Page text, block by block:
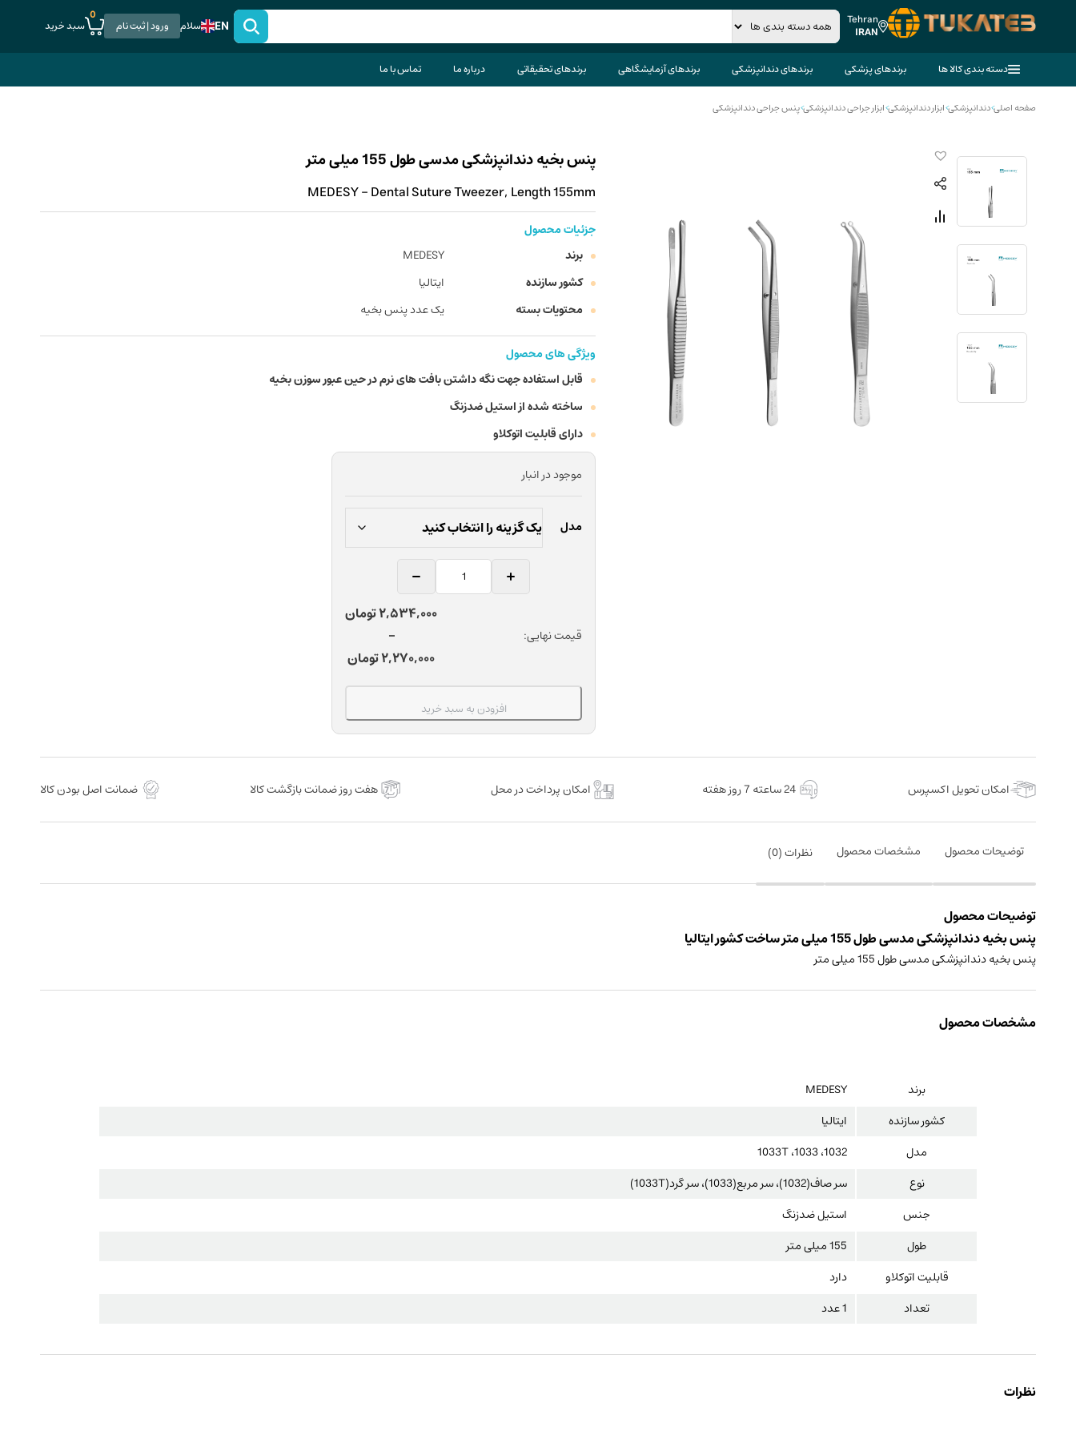
Tehran
IRAN
EN سلام ورود | ثبت نام
0
سبد خرید
دسته بندی کالا ها برندهای پزشکی برندهای دندانپزشکی برندهای آزمایشگاهی برندهای تحقیقاتی درباره ما تماس با ما
صفحه اصلی>دندانپزشکی>ابزار دندانپزشکی>ابزار جراحی دندانپزشکی>پنس جراحی دندانپزشکی
پنس بخیه دندانپزشکی مدسی طول 155 میلی متر
MEDESY - Dental Suture Tweezer, Length 155mm
جزئیات محصول
برند
MEDESY
کشور سازنده
ایتالیا
محتویات بسته
یک عدد پنس بخیه
ویژگی های محصول
قابل استفاده جهت نگه داشتن بافت های نرم در حین عبور سوزن بخیه
ساخته شده از استیل ضدزنگ
دارای قابلیت اتوکلاو
موجود در انبار
مدل
پنس
میلی
عدد
قیمت نهایی:
2,534,000تومان
–
2,270,000تومان
Price
2,270,000 تومان
2,534,000 تومانافزودن به سبد خرید
امکان تحویل اکسپرس 24 ساعته 7 روز هفته امکان پرداخت در محل هفت روز ضمانت بازگشت کالا ضمانت اصل بودن کالا
توضیحات محصول مشخصات محصول نظرات (0
)
توضیحات محصول
پنس بخیه دندانپزشکی مدسی طول 155 میلی متر ساخت کشور ایتالیا
پنس بخیه دندانپزشکی مدسی طول 155 میلی متر
مشخصات محصول
برند
MEDESY
کشور سازنده
ایتالیا
مدل
1032، 1033، 1033T
نوع
سر صاف(1032)، سر مربع(1033)، سر گرد(1033T)
جنس
استیل ضدزنگ
طول
155 میلی متر
قابلیت اتوکلاو
دارد
تعداد
1 عدد
نظرات